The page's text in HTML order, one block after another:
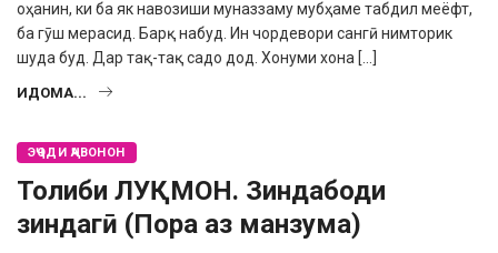
оҳанин, ки ба як навозиши му­наззаму мубҳаме табдил меёфт,
ба гӯш мерасид. Барқ набуд. Ин чордевори сангӣ нимторик
шуда буд. Дар тақ-тақ садо дод. Хо­нуми хона […]
ИДОМА...
ЭҶОДИ ҶАВОНОН
Толиби ЛУҚМОН. Зиндабоди
зиндагӣ (Пора аз манзума)